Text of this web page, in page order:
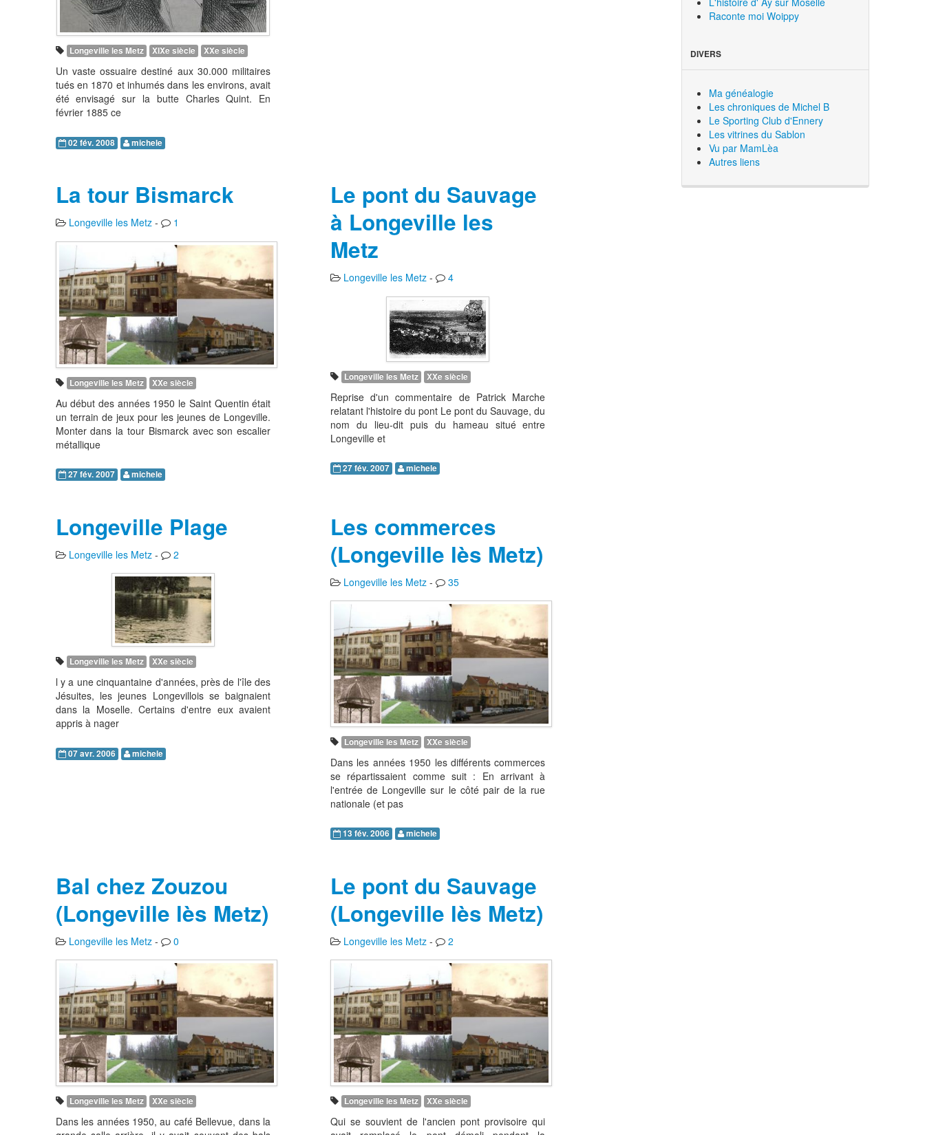
Longeville les Metz XIXe siècle XXe siècle
Un vaste ossuaire destiné aux 30.000 militaires
tués en 1870 et inhumés dans les environs, avait
été envisagé sur la butte Charles Quint. En
février 1885 ce
02 fév. 2008 michele
La tour Bismarck
Longeville les Metz- 1
Longeville les Metz XXe siècle
Au début des années 1950 le Saint Quentin était
un terrain de jeux pour les jeunes de Longeville.
Monter dans la tour Bismarck avec son escalier
métallique
27 fév. 2007 michele
Le pont du Sauvage
à Longeville les
Metz
Longeville les Metz- 4
Longeville les Metz XXe siècle
Reprise d'un commentaire de Patrick Marche
relatant l'histoire du pont Le pont du Sauvage, du
nom du lieu-dit puis du hameau situé entre
Longeville et
27 fév. 2007 michele
Longeville Plage
Longeville les Metz- 2
Longeville les Metz XXe siècle
l y a une cinquantaine d'années, près de l'île des
Jésuites, les jeunes Longevillois se baignaient
dans la Moselle. Certains d'entre eux avaient
appris à nager
07 avr. 2006 michele
Les commerces
(Longeville lès Metz)
Longeville les Metz- 35
Longeville les Metz XXe siècle
Dans les années 1950 les différents commerces
se répartissaient comme suit : En arrivant à
l'entrée de Longeville sur le côté pair de la rue
nationale (et pas
13 fév. 2006 michele
Bal chez Zouzou
(Longeville lès Metz)
Longeville les Metz- 0
Longeville les Metz XXe siècle
Dans les années 1950, au café Bellevue, dans la
Le pont du Sauvage
(Longeville lès Metz)
Longeville les Metz- 2
Longeville les Metz XXe siècle
Qui se souvient de l'ancien pont provisoire qui
Raconte moi Woippy
DIVERS
Ma généalogie
Les chroniques de Michel B
Le Sporting Club d'Ennery
Les vitrines du Sablon
Vu par MamLèa
Autres liens